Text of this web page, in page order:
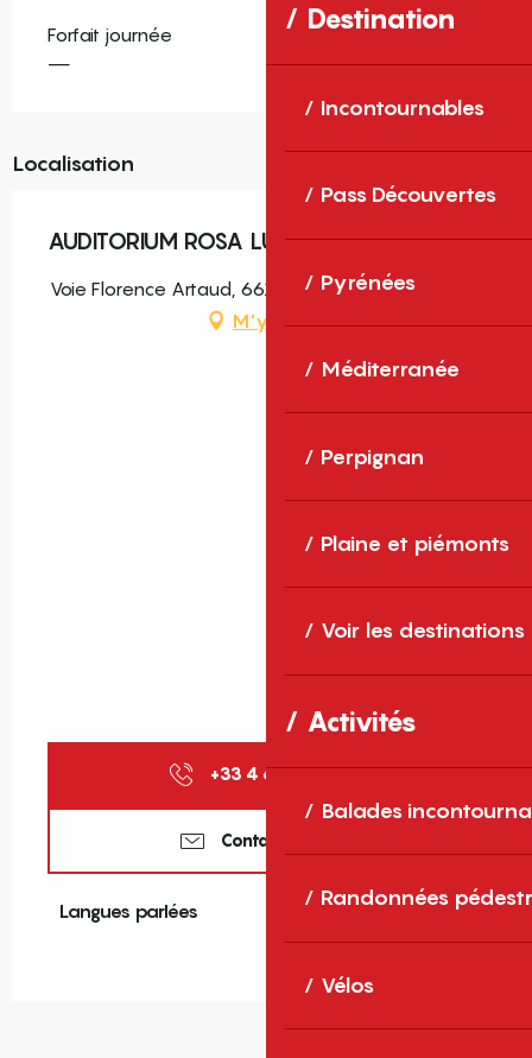
Destination
Incontournables
Pass Découvertes
Pyrénées
Méditerranée
Perpignan
Plaine et piémonts
Voir les destinations
Activités
Balades
Randonnées
Vélos
Forfait journée
—
Localisation
AUDITORIUM ROSA LUXEMBOURG
Voie Florence Artaud, 66140 Canet-en-Roussillon
M'y rendre
+33 4 68 73 72▒▒
Contactez-nous
Langues parlées
Langues parlées